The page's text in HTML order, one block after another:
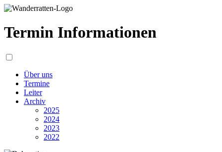
Termin Informationen
Über uns
Termine
Leiter
Archiv
2025
2024
2023
2022